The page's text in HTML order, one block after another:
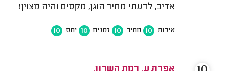
אדיב, לדעתי מחיר הוגן, מקסים והיה מצוין!
איכות 10 מחיר 10 זמנים 10 יחס 10
אפרת ע. רמת השרון.